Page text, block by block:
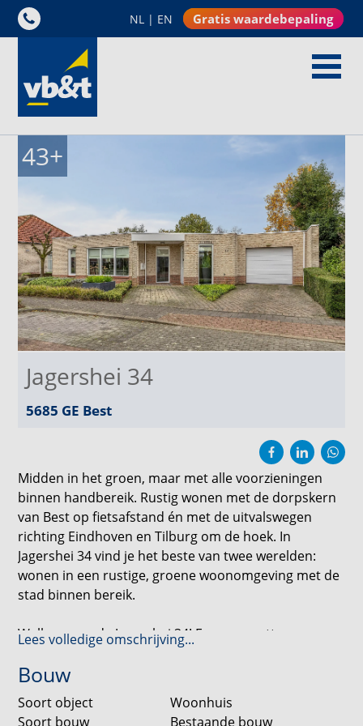
NL | EN Gratis waardebepaling
43+
Jagershei 34
5685 GE Best
Midden in het groen, maar met alle voorzieningen
binnen handbereik. Rustig wonen met de dorpskern
van Best op fietsafstand én met de uitvalswegen
richting Eindhoven en Tilburg om de hoek. In
Jagershei 34 vind je het beste van twee werelden:
wonen in een rustige, groene woonomgeving met de
stad binnen bereik.
Welkom aan de Jagershei 34! Een zeer nette,
instapklare bungalow met karakter, comfort en
duurzaamheid (A+) – een plek waar wonen voelt als
Lees volledige omschrijving...
Bouw
Soort object
Woonhuis
Soort bouw
Bestaande bouw